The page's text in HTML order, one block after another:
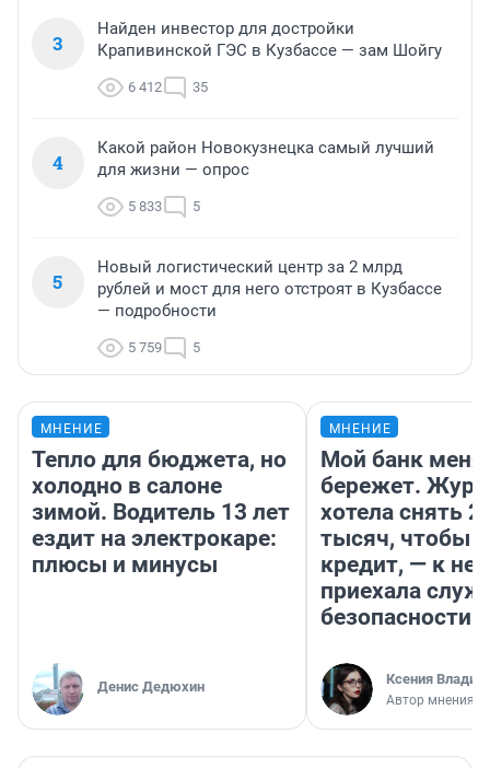
3
Найден инвестор для достройки
Крапивинской ГЭС в Кузбассе — зам Шойгу
6 412 35
4
Какой район Новокузнецка самый лучший
для жизни — опрос
5 833 5
5
Новый логистический центр за 2 млрд
рублей и мост для него отстроят в Кузбассе
— подробности
5 759 5
МНЕНИЕ
Тепло для бюджета, но
холодно в салоне
зимой. Водитель 13 лет
ездит на электрокаре:
плюсы и минусы
Денис Дедюхин
МНЕНИЕ
Мой банк меня
бережет.
хотела снять
тысяч, чтобы
кредит, — к
приехала
безопасности
Ксения
Автор мнения